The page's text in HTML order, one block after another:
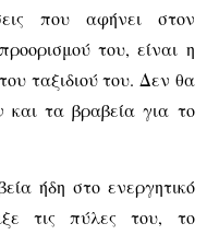
που αφήνει στον
του, είναι η
ταξιδιού του. Δεν θα
και τα βραβεία για το
ήδη στο ενεργητικό
τις πύλες του, το